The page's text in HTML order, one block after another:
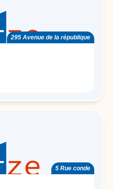
295 Avenue de la république
5 Rue conde